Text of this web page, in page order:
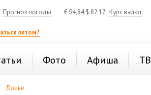
Прогноз погоды € 94,84$ 82,17 Курс валют
летом?
Фото Афиша ТВ
Досье